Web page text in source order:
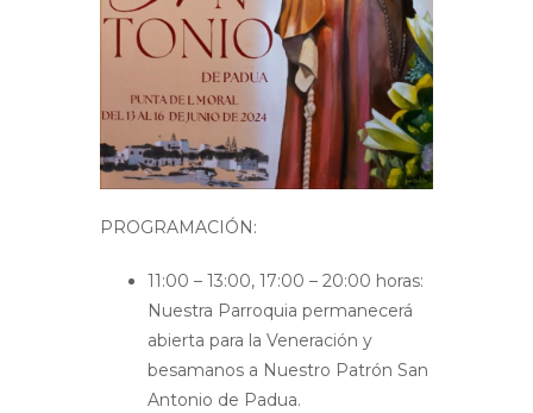
PROGRAMACIÓN :
11:00 – 13:00, 17:00 – 20:00 horas:
Nuestra Parroquia permanecerá
abierta para la Veneración y
besamanos a Nuestro Patrón San
Antonio de Padua.